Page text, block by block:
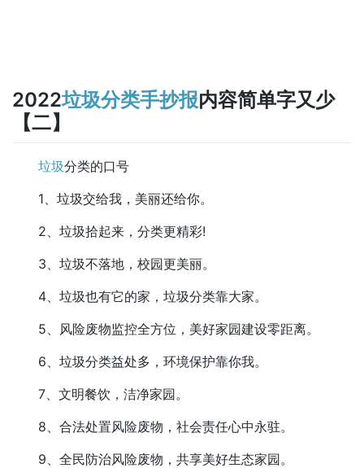
2022垃圾分类手抄报内容简单字又少
【二】
垃圾分类的口号
1、垃圾交给我，美丽还给你。
2、垃圾拾起来，分类更精彩!
3、垃圾不落地，校园更美丽。
4、垃圾也有它的家，垃圾分类靠大家。
5、风险废物监控全方位，美好家园建设零距离。
6、垃圾分类益处多，环境保护靠你我。
7、文明餐饮，洁净家园。
8、合法处置风险废物，社会责任心中永驻。
9、全民防治风险废物，共享美好生态家园。